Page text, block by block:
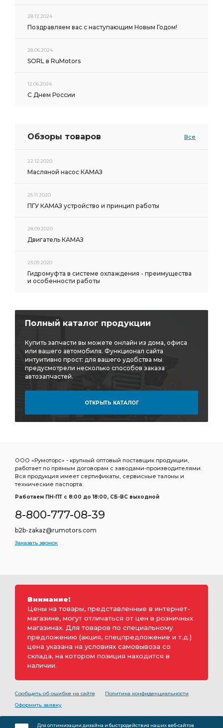
28.12.2024
Поздравляем вас с наступающим Новым Годом!
28.06.2024
SORL в RuMotors
12.06.2024
С Днем России
Обзоры товаров Все
22.12.2020
Масляной насос КАМАЗ
25.11.2020
ПГУ КАМАЗ устройство и принцип работы
28.09.2020
Двигатель КАМАЗ
23.09.2020
Гидромуфта в системе охлаждения - преимущества
и особенности работы
Полный каталог продукции
Купить запчасти вы можете онлайн из дома, офиса
или вашего автомобиля. Функционал сайта
интуитивно прост: для вашего удобства мы
предусмотрели несколько способов заказа
автозапчастей.
ОТКРЫТЬ КАТАЛОГ
ООО «Румоторс» - крупный оптовый поставщик продукции,
работает по прямым договорам с заводами-производителями.
Вся продукция имеет сертификаты, сервисные талоны и
технические паспорта.
Работаем ПН-ПТ c 8:00 до 18:00, СБ-ВС выходной
8-800-777-08-39
b2b-zakaz@rumotors.com
Заказать звонок
Внимание!
Цены на товары, представленные в интернет-
магазине, могут отличаться от цен в розничных
магазинах. Для товаров по специальному
предложению (акция, спецпредложение и т.д.)
цена указана на условиях самовывоза со
склада, на котором позиция находится в
наличии.
Сообщить об ошибке на сайте
Политика конфиденциальности
Оформить заявку
Для оптимизации дизайна и быстродействия наших веб-сайтов